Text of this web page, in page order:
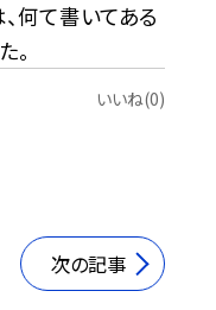
何て書いてある
。
いいね(0)
次の記事